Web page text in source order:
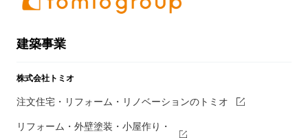
建築事業
株式会社トミオ
注文住宅・リフォーム・リノベーションのトミオ
リフォーム・外壁塗装・小屋作り・